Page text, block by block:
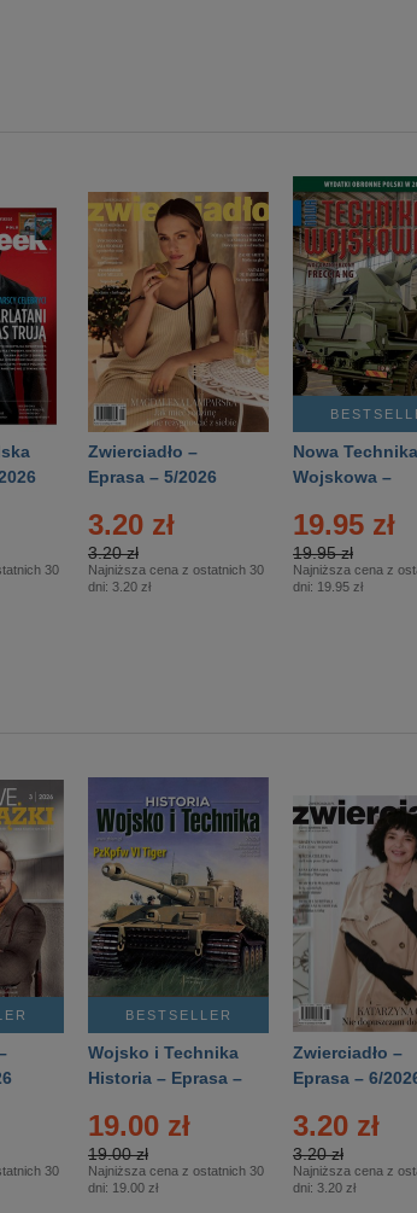
30
Zwierciadło –
Eprasa – 5/2026
3.20 zł
3.20 zł
Najniższa cena z ostatnich 30
dni: 3.20 zł
Nowa Technika
Wojskowa –
19.95 zł
19.95 zł
Najniższa cena z
dni: 19.95 zł
30
BESTSELLER
Wojsko i Technika
Historia – Eprasa –
19.00 zł
19.00 zł
Najniższa cena z ostatnich 30
dni: 19.00 zł
Zwierciadło –
Eprasa – 6/
3.20 zł
3.20 zł
Najniższa cena z
dni: 3.20 zł